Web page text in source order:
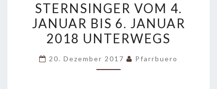
VOM
4.
JANUAR
6.
STERNSINGER VOM 4.
JANUAR BIS 6. JANUAR
2018 UNTERWEGS
20. Dezember 2017 Pfarrbuero